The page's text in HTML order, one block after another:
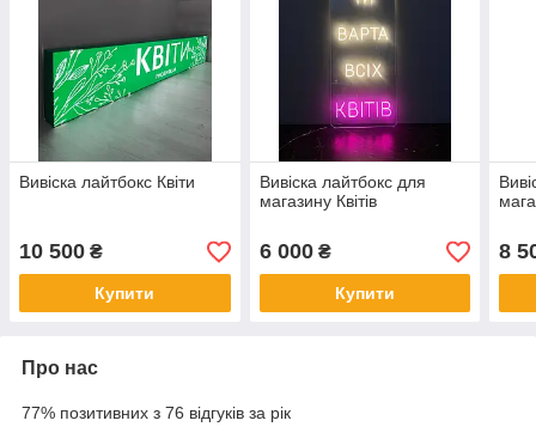
Вивіска лайтбокс Квіти
10 500 ₴
Купити
Вивіска лайтбокс для
магазину Квітів
6 000₴
Купити
8
Про нас
77% позитивних з 76 відгуків за рік